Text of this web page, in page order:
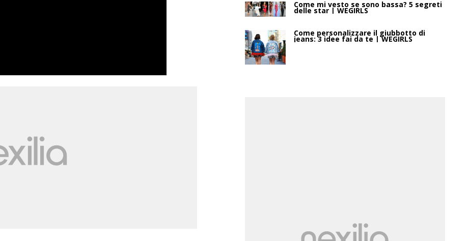
Come mi vesto se sono bassa? 5 segreti
delle star | WEGIRLS
Come personalizzare il giubbotto di
jeans: 3 idee fai da te | WEGIRLS